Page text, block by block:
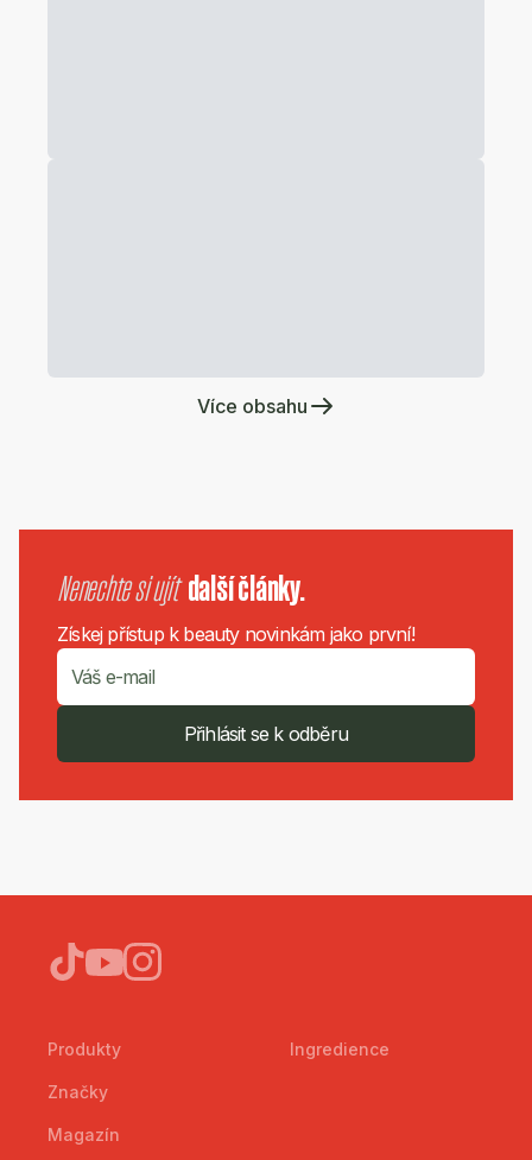
Více obsahu
Nenechte si ujít další články.
Získej přístup k beauty novinkám jako první!
Přihlásit se k odběru
Produkty
Značky
Magazín
Ingredience